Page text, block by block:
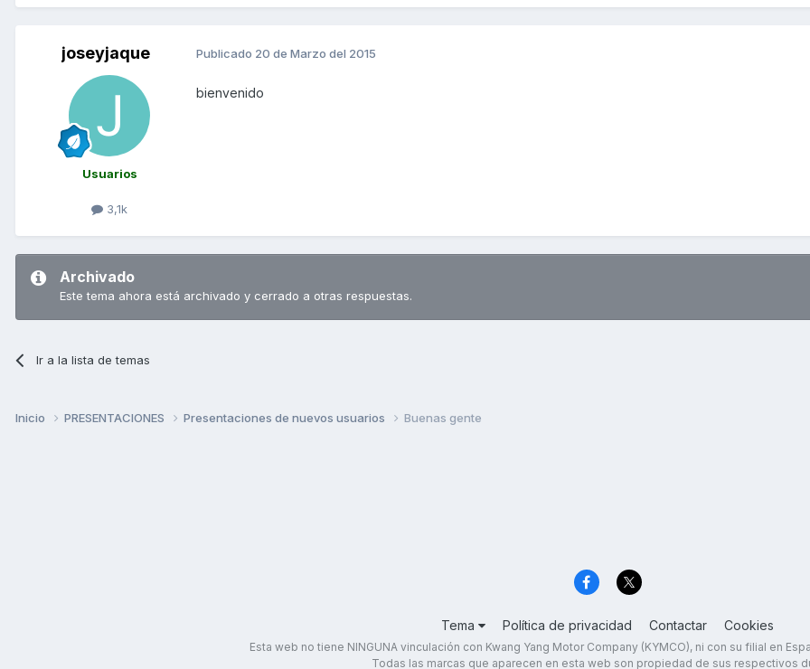
joseyjaque
Usuarios
3,1k
Publicado 20 de Marzo del 2015
bienvenido
Archivado
Este tema ahora está archivado y cerrado a otras respuestas.
Ir a la lista de temas
Inicio PRESENTACIONES Presentaciones de nuevos usuarios Buenas gente
Tema Política de privacidad Contactar Cookies
Esta web no tiene NINGUNA vinculación con Kwang Yang Motor Company (KYMCO), ni con su filial en
Todas las marcas que aparecen en esta web son propiedad de sus respectivos